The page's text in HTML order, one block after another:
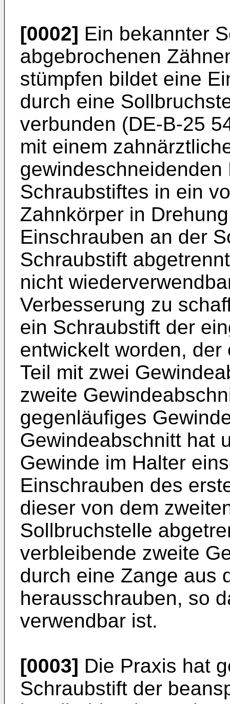
[0002] Ein bekannter
abgebrochenen
stümpfen bildet eine
durch eine
verbunden (DE-B-25
mit einem
Schraubstiftes in ein
Zahnkörper in
Einschrauben an der
Schraubstift
nicht
Verbesserung zu
ein Schraubstift der
entwickelt worden,
Teil mit zwei
zweite
gegenläufiges
Gewindeabschnitt hat
Gewinde im Halter
Einschrauben des
dieser von dem
Sollbruchstelle
verbleibende zweite
durch eine Zange aus
herausschrauben, so
verwendbar ist.
[0003] Die Praxis hat
Schraubstift der